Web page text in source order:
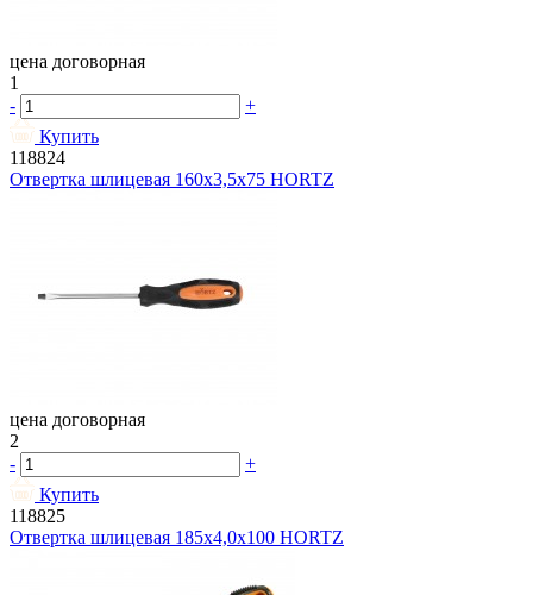
цена договорная
1
-
+
Купить
118824
Отвертка шлицевая 160х3,5х75 HORTZ
цена договорная
2
-
+
Купить
118825
Отвертка шлицевая 185х4,0х100 HORTZ